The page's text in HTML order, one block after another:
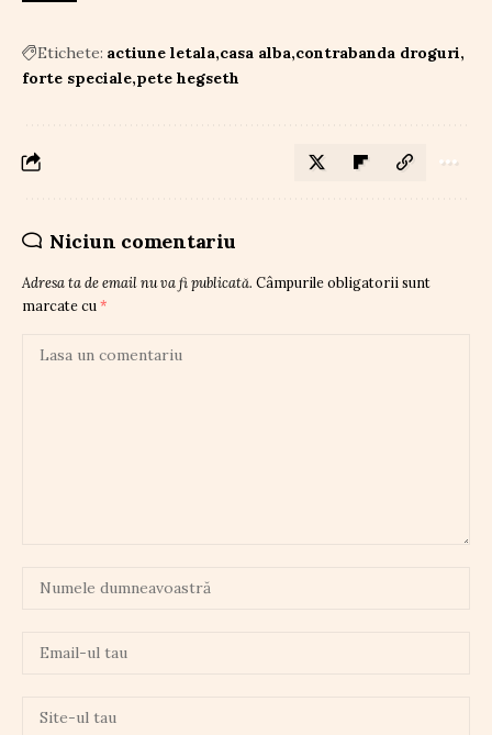
Etichete: actiune letala casa alba contrabanda droguri
forte speciale pete hegseth
Niciun comentariu
Adresa ta de email nu va fi publicată. Câmpurile obligatorii sunt
marcate cu *